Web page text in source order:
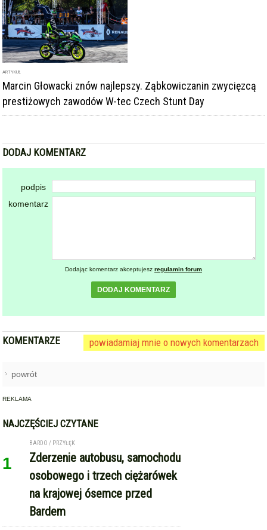
ARTYKUŁ
Marcin Głowacki znów najlepszy. Ząbkowiczanin zwycięzcą
prestiżowych zawodów W-tec Czech Stunt Day
DODAJ KOMENTARZ
podpis
komentarz
Dodając komentarz akceptujesz regulamin forum
DODAJ KOMENTARZ
KOMENTARZE powiadamiaj mnie o nowych komentarzach
powrót
REKLAMA
NAJCZĘŚCIEJ CZYTANE
1
BARDO / PRZYŁĘK
Zderzenie autobusu, samochodu
osobowego i trzech ciężarówek
na krajowej ósemce przed
Bardem